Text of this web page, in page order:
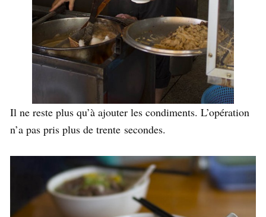
Il ne reste plus qu’à ajouter les condiments. L’opération
n’a pas pris plus de trente secondes.